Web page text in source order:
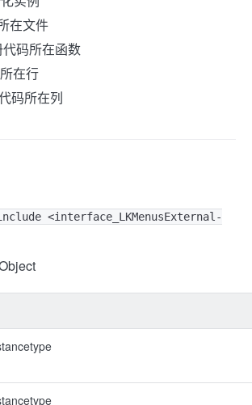
在文件
代码所在函数
在行
码所在列
<interface_LKMenusExternal-